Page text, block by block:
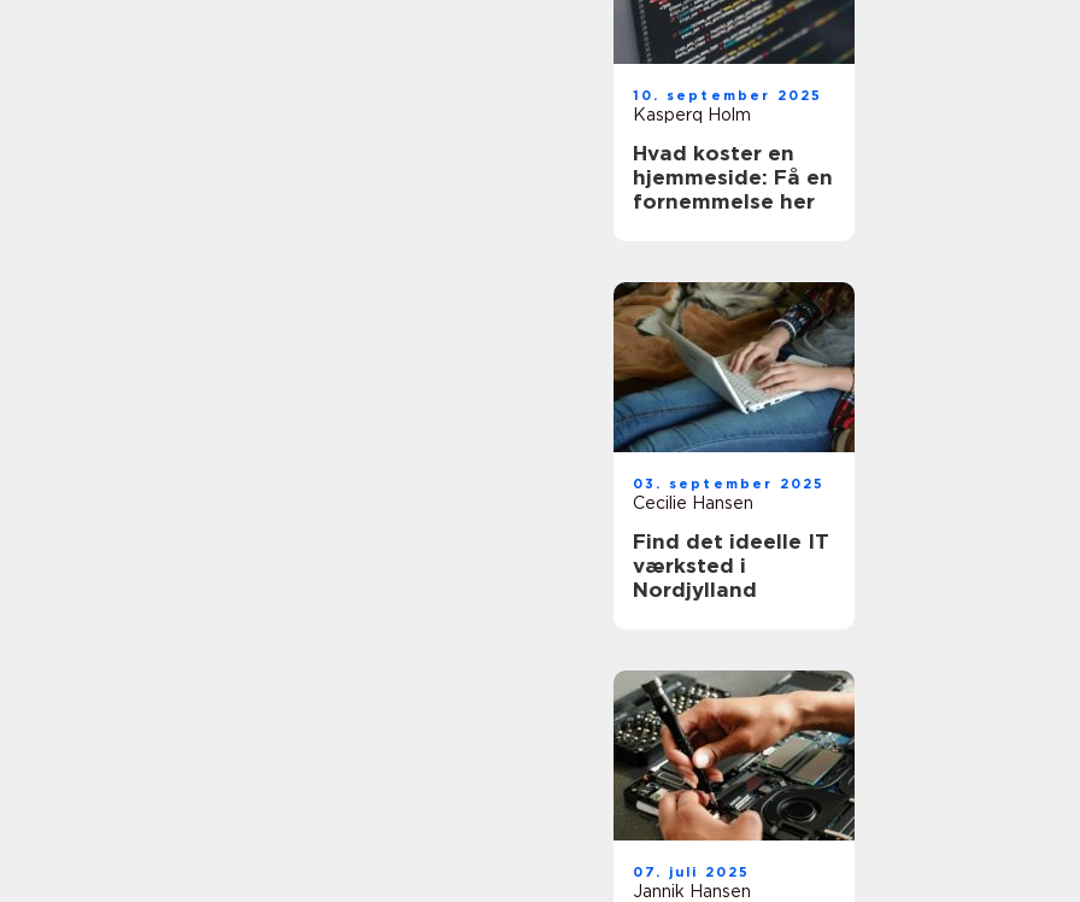
10. september 2025
Kasperq Holm
Hvad koster en
hjemmeside: Få en
fornemmelse her
03. september 2025
Cecilie Hansen
Find det ideelle IT
værksted i
Nordjylland
07. juli 2025
Jannik Hansen